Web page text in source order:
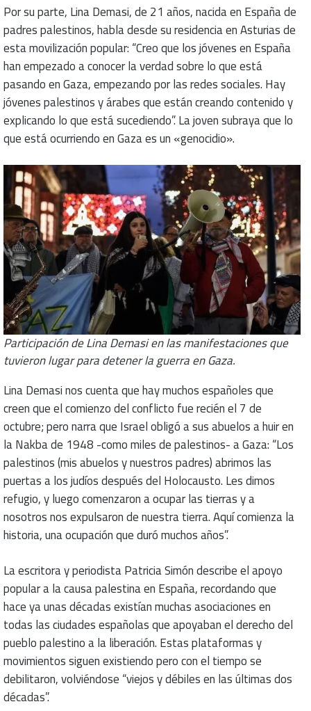
Por su parte, Lina Demasi, de 21 años, nacida en España de
padres palestinos, habla desde su residencia en Asturias de
esta movilización popular: “Creo que los jóvenes en España
han empezado a conocer la verdad sobre lo que está
pasando en Gaza, empezando por las redes sociales. Hay
jóvenes palestinos y árabes que están creando contenido y
explicando lo que está sucediendo”. La joven subraya que lo
que está ocurriendo en Gaza es un «genocidio».
Participación de Lina Demasi en las manifestaciones que
tuvieron lugar para detener la guerra en Gaza.
Lina Demasi nos cuenta que hay muchos españoles que
creen que el comienzo del conflicto fue recién el 7 de
octubre; pero narra que Israel obligó a sus abuelos a huir en
la Nakba de 1948 -como miles de palestinos- a Gaza: “Los
palestinos (mis abuelos y nuestros padres) abrimos las
puertas a los judíos después del Holocausto. Les dimos
refugio, y luego comenzaron a ocupar las tierras y a
nosotros nos expulsaron de nuestra tierra. Aquí comienza la
historia, una ocupación que duró muchos años”.
La escritora y periodista Patricia Simón describe el apoyo
popular a la causa palestina en España, recordando que
hace ya unas décadas existían muchas asociaciones en
todas las ciudades españolas que apoyaban el derecho del
pueblo palestino a la liberación. Estas plataformas y
movimientos siguen existiendo pero con el tiempo se
debilitaron, volviéndose “viejos y débiles en las últimas dos
décadas”.